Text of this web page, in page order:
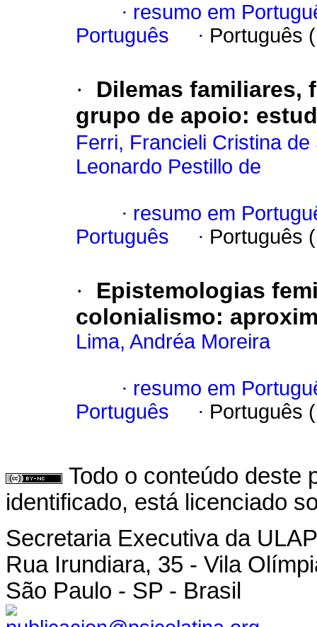
· resumo em
Português
· Português
·
Dilemas familiares,
grupo de apoio:
Ferri, Francieli Cristina de
Leonardo Pestillo de
· resumo em
Português
· Português
·
Epistemologias
colonialismo:
Lima, Andréa Moreira
· resumo em
Português
· Português
Todo o conteúdo deste
identificado, está licenciado
Secretaria Executiva da
Rua Irundiara, 35 - Vila
São Paulo - SP - Brasil